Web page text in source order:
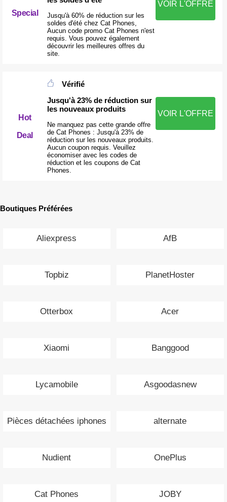
Special
Jusqu'à 60% de réduction sur les
soldes d'été chez Cat Phones,
Aucun code promo Cat Phones n'est
requis. Vous pouvez également
découvrir les meilleures offres du
site.
VOIR L'OFFRE
Hot
Deal
Vérifié
Jusqu'à 23% de réduction sur
les nouveaux produits
Ne manquez pas cette grande offre
de Cat Phones : Jusqu'à 23% de
réduction sur les nouveaux produits.
Aucun coupon requis. Veuillez
économiser avec les codes de
réduction et les coupons de Cat
Phones.
VOIR L'OFFRE
Boutiques Préférées
Aliexpress AfB
Topbiz PlanetHoster
Otterbox Acer
Xiaomi Banggood
Lycamobile Asgoodasnew
Pièces détachées iphones alternate
Nudient OnePlus
Cat Phones JOBY